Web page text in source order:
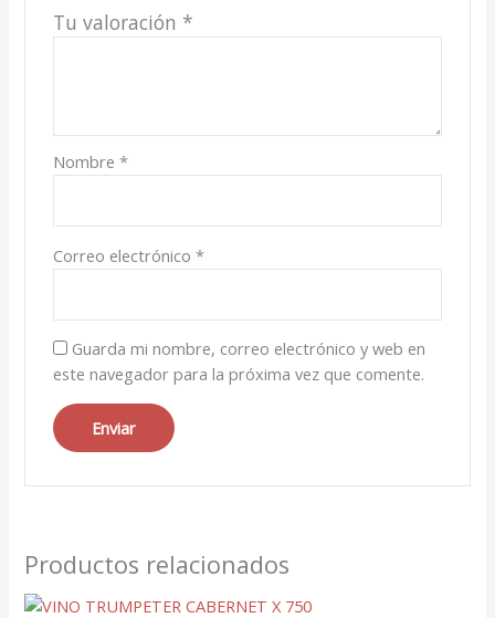
Tu valoración *
Nombre *
Correo electrónico *
Guarda mi nombre, correo electrónico y web en
este navegador para la próxima vez que comente.
Productos relacionados